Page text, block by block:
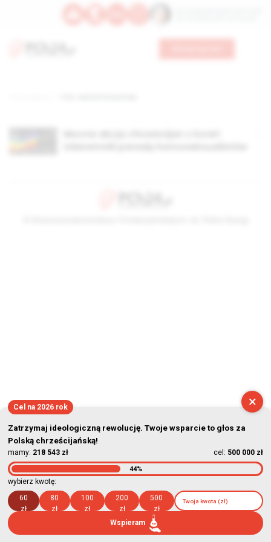
×
Cel na 2026 rok
Zatrzymaj ideologiczną rewolucję. Twoje wsparcie to głos za
Polską chrześcijańską!
mamy: 218 543 zł cel: 500 000 zł
44%
wybierz kwotę:
60
zł
80
zł
100
zł
200
zł
500
zł
Wspieram